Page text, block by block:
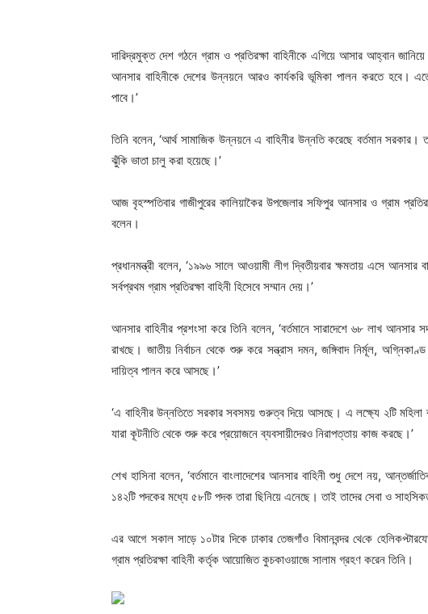
দারিদ্রমুক্ত দেশ গঠনে গ্রাম ও প্রতিরক্ষা বাহিনীকে এগিয়ে আসার আহ্বান জানিয়ে
আনসার বাহিনীকে দেশের উন্নয়নে আরও কার্যকরি ভূমিকা পালন করতে হবে।
পাবে।’
তিনি বলেন, ‘আর্থ সামাজিক উন্নয়নে এ বাহিনীর উন্নতি করেছে বর্তমান
ঝুঁকি ভাতা চালু করা হয়েছে।’
আজ বৃহস্পতিবার গাজীপুরের কালিয়াকৈর উপজেলার সফিপুর আনসার ও গ্রাম
বলেন।
প্রধানমন্ত্রী বলেন, ‘১৯৯৬ সালে আওয়ামী লীগ দ্বিতীয়বার ক্ষমতায় এসে আনসার
সর্বপ্রথম গ্রাম প্রতিরক্ষা বাহিনী হিসেবে সম্মান দেয়।’
আনসার বাহিনীর প্রশংসা করে তিনি বলেন, ‘বর্তমানে সারাদেশে ৬৮ লাখ আনসার
রাখছে। জাতীয় নির্বাচন থেকে শুরু করে সন্ত্রাস দমন, জঙ্গিবাদ নির্মূল,
দায়িত্ব পালন করে আসছে।’
‘এ বাহিনীর উন্নতিতে সরকার সবসময় গুরুত্ব দিয়ে আসছে। এ লক্ষ্যে ২টি মহিলা
যারা কূটনীতি থেকে শুরু করে প্রয়োজনে ব্যবসায়ীদেরও নিরাপত্তায় কাজ করছে।’
শেখ হাসিনা বলেন, ‘বর্তমানে বাংলাদেশের আনসার বাহিনী শুধু দেশে নয়,
১৪২টি পদকের মধ্যে ৫৮টি পদক তারা ছিনিয়ে এনেছে। তাই তাদের সেবা ও
এর আগে সকাল সাড়ে ১০টার দিকে ঢাকার তেজগাঁও বিমানবন্দর থে‌কে
গ্রাম প্রতিরক্ষা বাহিনী কর্তৃক আয়োজিত কুচকাওয়াজে সালাম গ্রহণ করেন তিনি।